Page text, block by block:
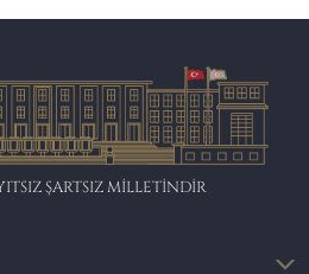
ŞARTSIZ MİLLETİNDİR